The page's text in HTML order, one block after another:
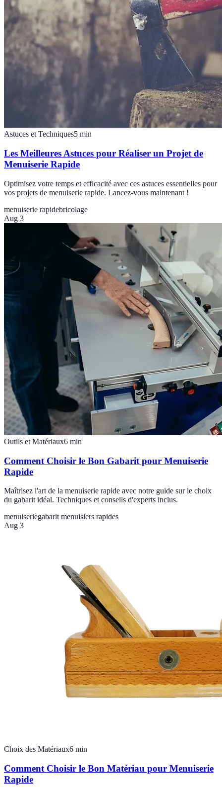
Astuces et Techniques5 min
Les Meilleures Astuces pour Réaliser un Projet de
Menuiserie Rapide
Optimisez votre temps et efficacité avec ces astuces essentielles pour
vos projets de menuiserie rapide. Lancez-vous maintenant !
menuiserie rapidebricolage
Aug 3
Outils et Matériaux6 min
Comment Choisir le Bon Gabarit pour Menuiserie
Rapide
Maîtrisez l'art de la menuiserie rapide avec notre guide sur le choix
du gabarit idéal. Techniques et conseils d'experts inclus.
menuiseriegabarit menuisiers rapides
Aug 3
Choix des Matériaux6 min
Comment Choisir le Bon Matériau pour Menuiserie
Rapide